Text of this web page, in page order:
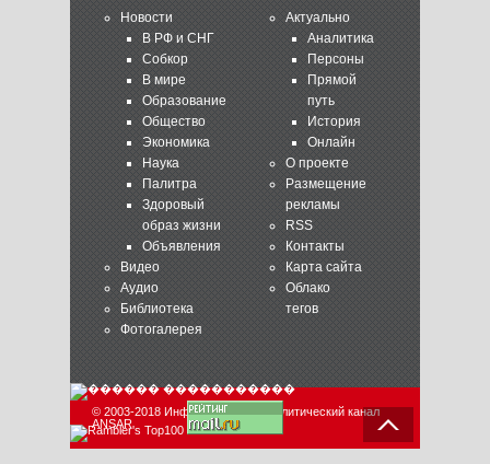
Новости
В РФ и СНГ
Собкор
В мире
Образование
Общество
Экономика
Наука
Палитра
Здоровый
образ жизни
Объявления
Видео
Аудио
Библиотека
Фотогалерея
Актуально
Аналитика
Персоны
Прямой
путь
История
Онлайн
О проекте
Размещение
рекламы
RSS
Контакты
Карта сайта
Облако
тегов
© 2003-2018 Информационно-аналитический канал
ANSAR